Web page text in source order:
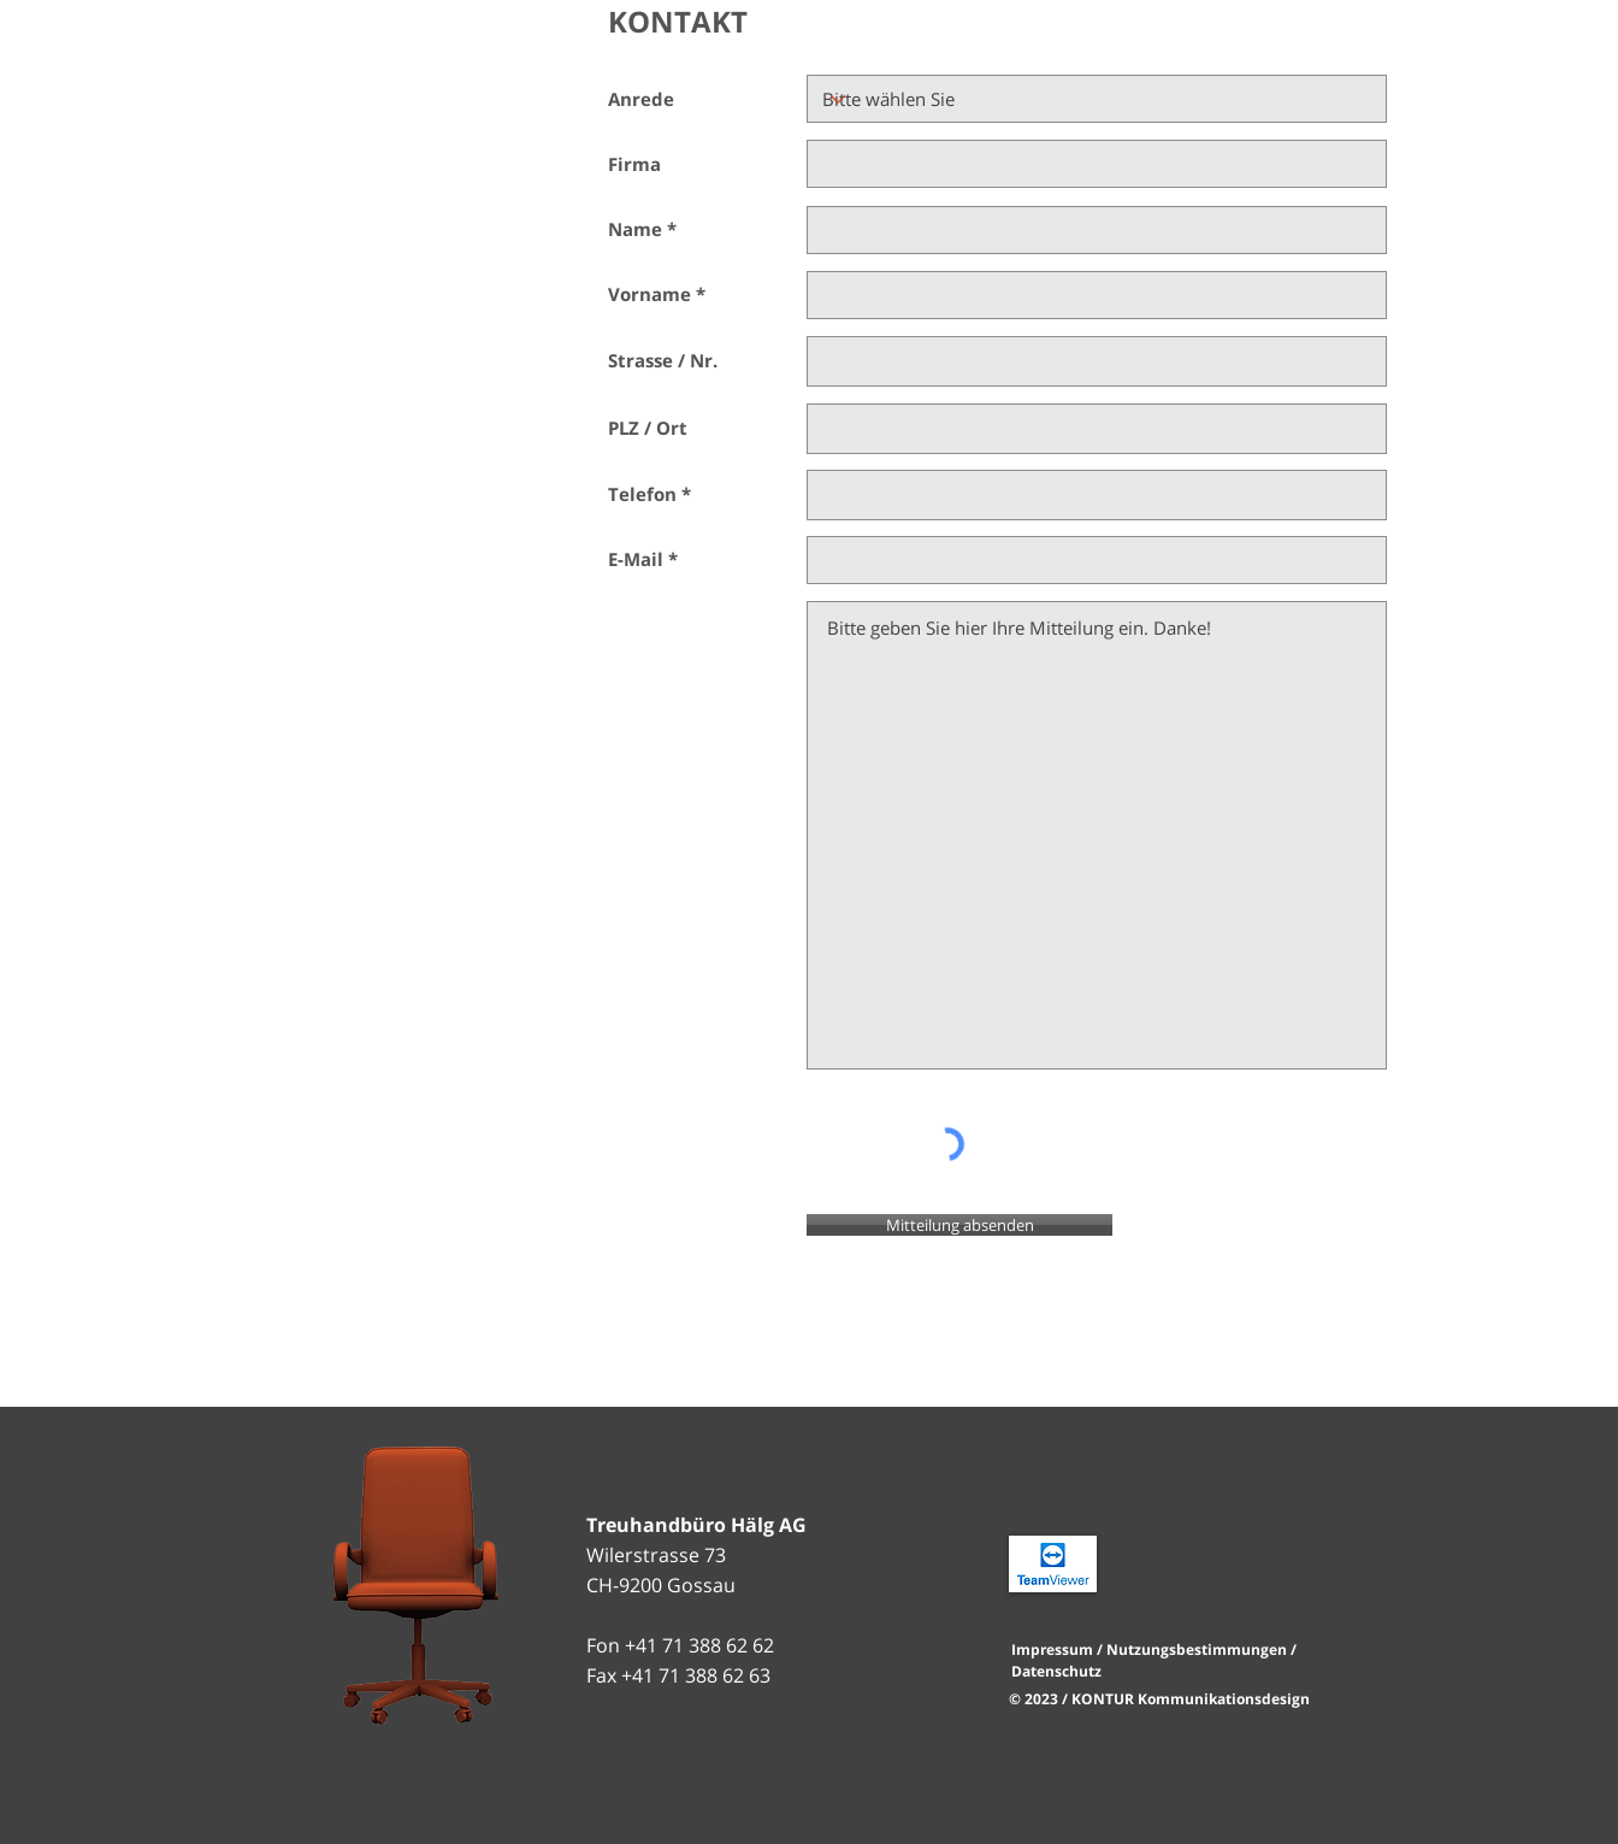
KONTAKT
Anrede
Firma
Name *
Vorname *
Strasse / Nr.
PLZ / Ort
Telefon *
E-Mail *
Mitteilung absenden
Treuhandbüro Hälg AG
Wilerstrasse 73
CH-9200 Gossau
Fon +41 71 388 62 62
Fax +41 71 388 62 63
Impressum / Nutzungsbestimmungen /
Datenschutz
© 2023 / KONTUR Kommunikationsdesign